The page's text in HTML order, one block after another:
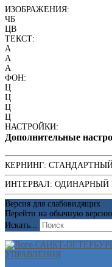
ИЗОБРАЖЕНИЯ:
ЧБ
ЦВ
ТЕКСТ:
A
A
A
ФОН:
Ц
Ц
Ц
Ц
НАСТРОЙКИ:
Дополнительные
КЕРНИНГ:
ИНТЕРВАЛ: ОДИНАРНЫЙ
Версия для слабовидящих
Перейти на обычную версию
Искать...